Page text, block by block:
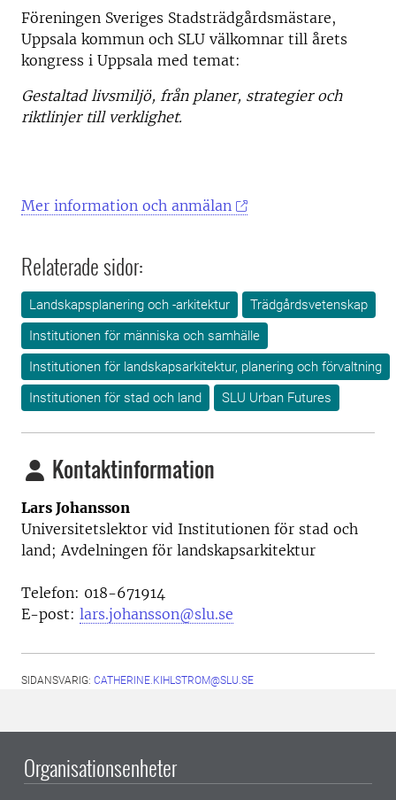
Föreningen Sveriges Stadsträdgårdsmästare,
Uppsala kommun och SLU välkomnar till årets
kongress i Uppsala med temat:
Gestaltad livsmiljö, från planer, strategier och
riktlinjer till verklighet.
Mer information och anmälan
Relaterade sidor:
Landskapsplanering och -arkitektur
Trädgårdsvetenskap
Institutionen för människa och samhälle
Institutionen för landskapsarkitektur, planering och förvaltning
Institutionen för stad och land
SLU Urban Futures
Kontaktinformation
Lars Johansson
Universitetslektor vid Institutionen för stad och
land; Avdelningen för landskapsarkitektur
Telefon: 018-671914
E-post: lars.johansson@slu.se
SIDANSVARIG: CATHERINE.KIHLSTROM@SLU.SE
Organisationsenheter